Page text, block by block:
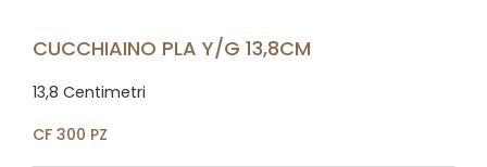
CUCCHIAINO PLA Y/G 13,8CM
13,8 Centimetri
CF 300 PZ